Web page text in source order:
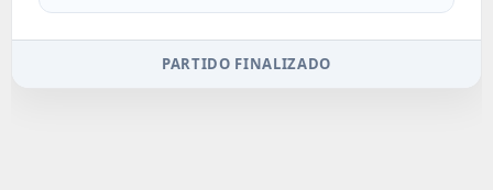
PARTIDO FINALIZADO